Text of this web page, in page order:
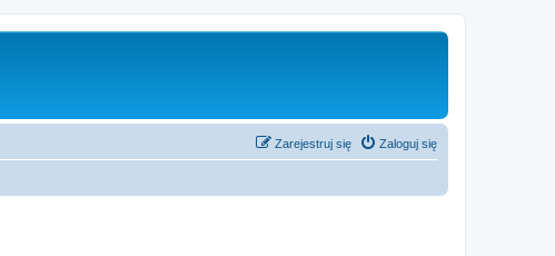
Zaloguj się
Zarejestruj się